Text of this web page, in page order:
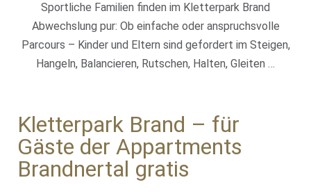
Sportliche Familien finden im Kletterpark Brand
Abwechslung pur: Ob einfache oder anspruchsvolle
Parcours – Kinder und Eltern sind gefordert im Steigen,
Hangeln, Balancieren, Rutschen, Halten, Gleiten …
Kletterpark Brand – für
Gäste der Appartments
Brandnertal gratis